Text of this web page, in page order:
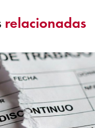
relacionadas